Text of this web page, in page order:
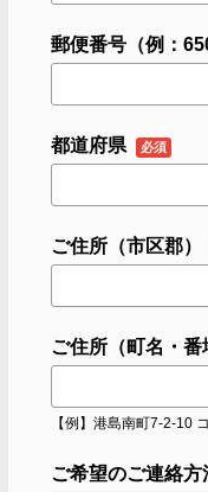
郵便番号（例：
都道府県
ご住所（市区郡）
ご住所（町名・番
【例】港島南町7-2-10
ご希望のご連絡方